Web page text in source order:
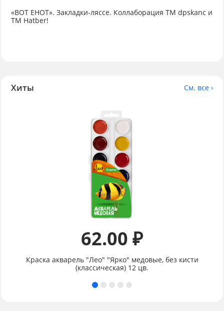
«ВОТ ЕНОТ». Закладки-ляссе. Коллаборация TM dpskanc и
ТМ Hatber!
Хиты См. все ›
62.00 ₽
Краска акварель "Лео" "Ярко" медовые, без кисти
(классическая) 12 цв.